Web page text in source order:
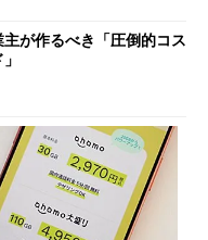
が作るべき「圧倒的コス